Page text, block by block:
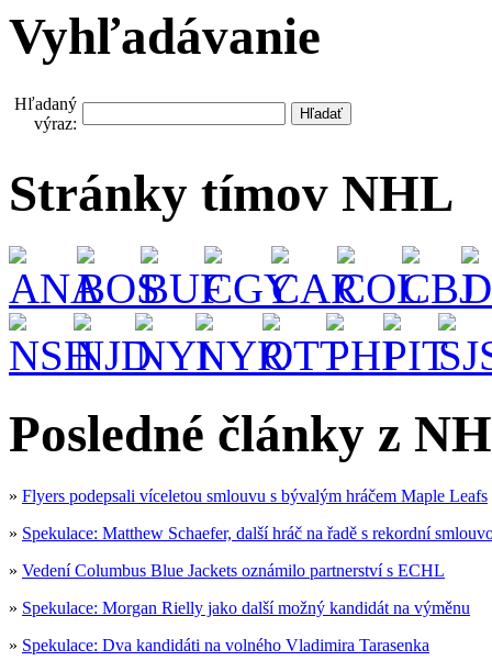
Vyhľadávanie
Hľadaný
výraz:
Stránky tímov NHL
Posledné články z
» Flyers podepsali víceletou smlouvu s bývalým hráčem Maple Leafs
» Spekulace: Matthew Schaefer, další hráč na řadě s rekordní
» Vedení Columbus Blue Jackets oznámilo partnerství s ECHL
» Spekulace: Morgan Rielly jako další možný kandidát na výměnu
» Spekulace: Dva kandidáti na volného Vladimira Tarasenka